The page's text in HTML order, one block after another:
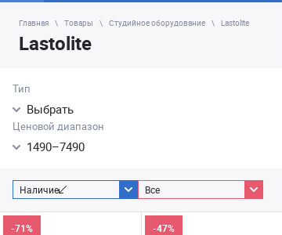
Главная Товары Студийное оборудование Lastolite
Lastolite
Тип
Выбрать
Ценовой диапазон
1490–7490
Наличие Все
-71% -47%